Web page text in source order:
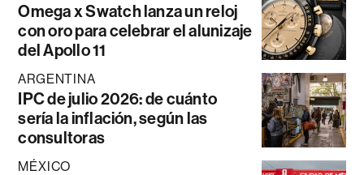
Omega x Swatch lanza un reloj
con oro para celebrar el alunizaje
del Apollo 11
ARGENTINA
IPC de julio 2026: de cuánto
sería la inflación, según las
consultoras
MÉXICO